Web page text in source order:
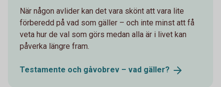
När någon avlider kan det vara skönt att vara lite
förberedd på vad som gäller – och inte minst att få
veta hur de val som görs medan alla är i livet kan
påverka längre fram.
Testamente och gåvobrev – vad gäller?